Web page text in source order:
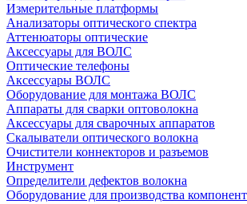
Измерительные платформы
Анализаторы оптического спектра
Аттенюаторы оптические
Аксессуары для ВОЛС
Оптические телефоны
Аксессуары ВОЛС
Оборудование для монтажа ВОЛС
Аппараты для сварки оптоволокна
Аксессуары для сварочных аппаратов
Скалыватели оптического волокна
Очистители коннекторов и разъемов
Инструмент
Определители дефектов волокна
Оборудование для производства